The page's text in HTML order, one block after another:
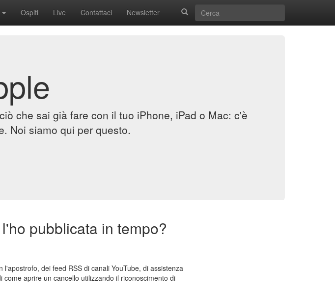
Ospiti Live Contattaci Newsletter
che sai già fare con il tuo iPhone, iPad o Mac: c'è
Noi siamo qui per questo.
pubblicata in tempo?
dei feed RSS di canali YouTube, di assistenza
come aprire un cancello utilizzando il riconoscimento di